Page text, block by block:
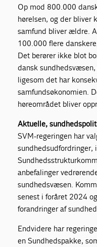
Op mod 800.000
hørelsen, og der bliver
samfund bliver ældre.
100.000 flere
Det berører ikke blot
dansk
ligesom det har
samfundsøkonomien.
høreområdet bliver
Aktuelle,
SVM-regeringen har
anbefalinger
sundhedsvæsen.
senest i foråret 2024
forandringer af
Endvidere har
en Sundhedspakke,